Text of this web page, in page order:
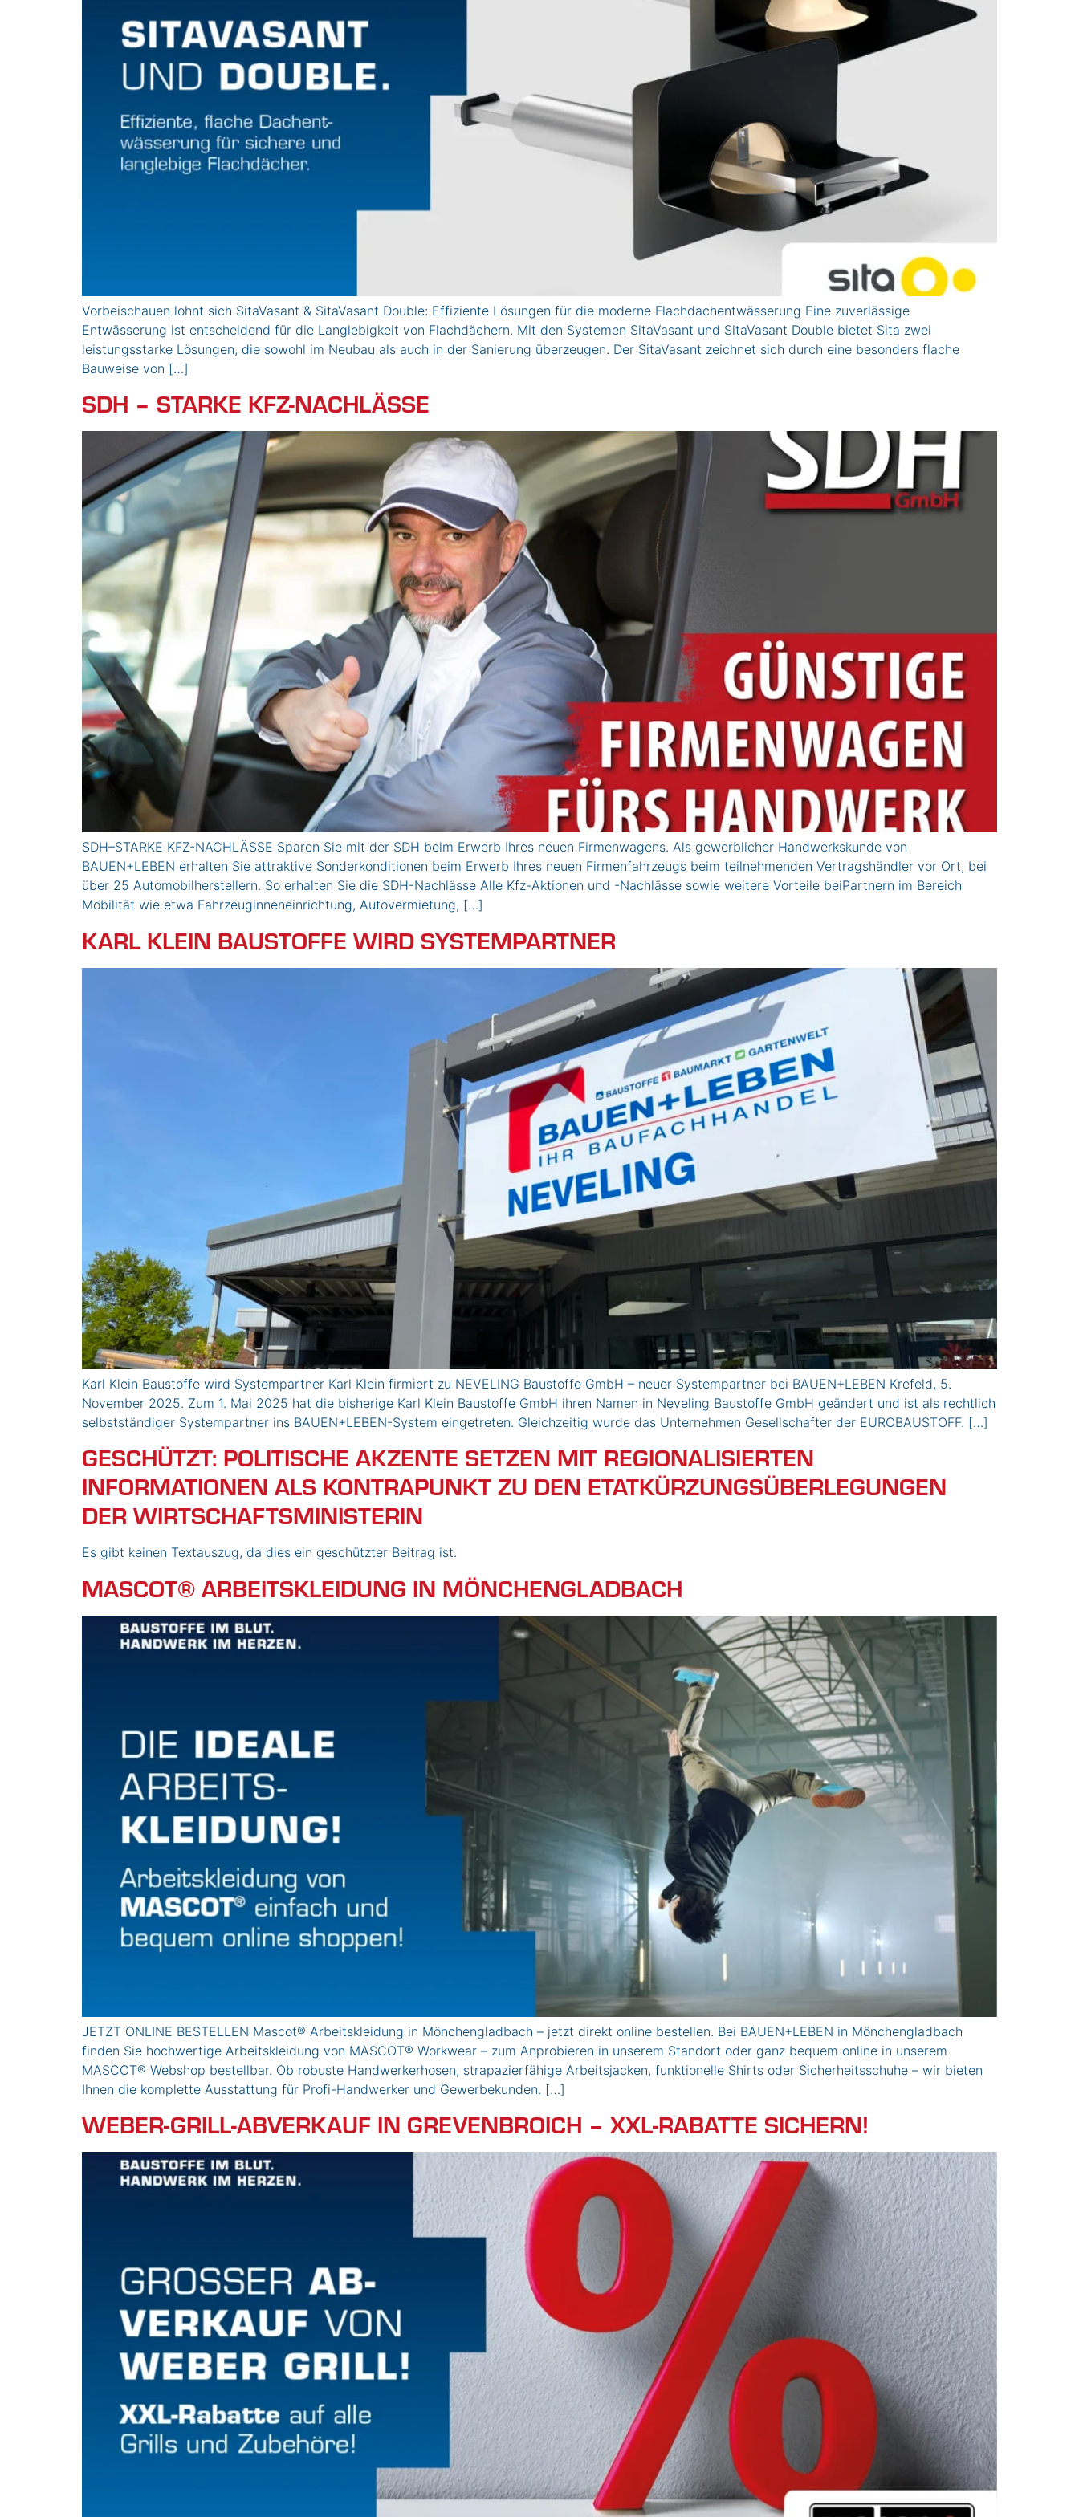
Vorbeischauen lohnt sich SitaVasant & SitaVasant Double: Effiziente Lösungen für die moderne Flachdachentwässerung Eine zuverlässige
Entwässerung ist entscheidend für die Langlebigkeit von Flachdächern. Mit den Systemen SitaVasant und SitaVasant Double bietet Sita zwei
leistungsstarke Lösungen, die sowohl im Neubau als auch in der Sanierung überzeugen. Der SitaVasant zeichnet sich durch eine besonders flache
Bauweise von […]
SDH – STARKE KFZ-NACHLÄSSE
SDH–STARKE KFZ-NACHLÄSSE Sparen Sie mit der SDH beim Erwerb Ihres neuen Firmenwagens. Als gewerblicher Handwerkskunde von
BAUEN+LEBEN erhalten Sie attraktive Sonderkonditionen beim Erwerb Ihres neuen Firmenfahrzeugs beim teilnehmenden Vertragshändler vor Ort, bei
über 25 Automobilherstellern. So erhalten Sie die SDH-Nachlässe Alle Kfz-Aktionen und -Nachlässe sowie weitere Vorteile beiPartnern im Bereich
Mobilität wie etwa Fahrzeuginneneinrichtung, Autovermietung, […]
KARL KLEIN BAUSTOFFE WIRD SYSTEMPARTNER
Karl Klein Baustoffe wird Systempartner Karl Klein firmiert zu NEVELING Baustoffe GmbH – neuer Systempartner bei BAUEN+LEBEN Krefeld, 5.
November 2025. Zum 1. Mai 2025 hat die bisherige Karl Klein Baustoffe GmbH ihren Namen in Neveling Baustoffe GmbH geändert und ist als rechtlich
selbstständiger Systempartner ins BAUEN+LEBEN-System eingetreten. Gleichzeitig wurde das Unternehmen Gesellschafter der EUROBAUSTOFF. […]
GESCHÜTZT: POLITISCHE AKZENTE SETZEN MIT REGIONALISIERTEN
INFORMATIONEN ALS KONTRAPUNKT ZU DEN ETATKÜRZUNGSÜBERLEGUNGEN
DER WIRTSCHAFTSMINISTERIN
Es gibt keinen Textauszug, da dies ein geschützter Beitrag ist.
MASCOT® ARBEITSKLEIDUNG IN MÖNCHENGLADBACH
JETZT ONLINE BESTELLEN Mascot® Arbeitskleidung in Mönchengladbach – jetzt direkt online bestellen. Bei BAUEN+LEBEN in Mönchengladbach
finden Sie hochwertige Arbeitskleidung von MASCOT® Workwear – zum Anprobieren in unserem Standort oder ganz bequem online in unserem
MASCOT® Webshop bestellbar. Ob robuste Handwerkerhosen, strapazierfähige Arbeitsjacken, funktionelle Shirts oder Sicherheitsschuhe – wir bieten
Ihnen die komplette Ausstattung für Profi-Handwerker und Gewerbekunden. […]
WEBER-GRILL-ABVERKAUF IN GREVENBROICH – XXL-RABATTE SICHERN!